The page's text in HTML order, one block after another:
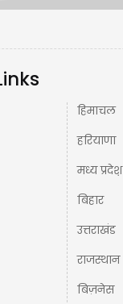
हिमाचल
हरियाणा
मध्य प्रदेश़
बिहार
उत्तराखंड
राजस्थान
बिज़नेस